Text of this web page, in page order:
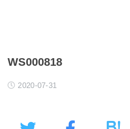
WS000818
2020-07-31